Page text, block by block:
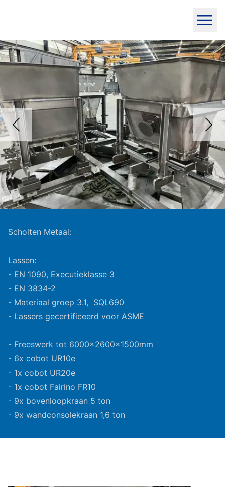
Scholten Metaal:
Lassen:
- EN 1090, Executieklasse 3
- EN 3834-2
- Materiaal groep 3.1, SQL690
- Lassers gecertificeerd voor ASME
- Freeswerk tot 6000x2600x1500mm
- 6x cobot UR10e
- 1x cobot UR20e
- 1x cobot Fairino FR10
- 9x bovenloopkraan 5 ton
- 9x wandconsolekraan 1,6 ton